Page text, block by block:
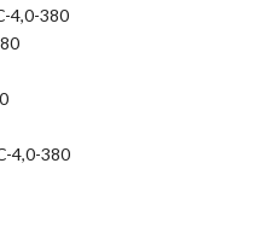
4,0-380
4,0-380